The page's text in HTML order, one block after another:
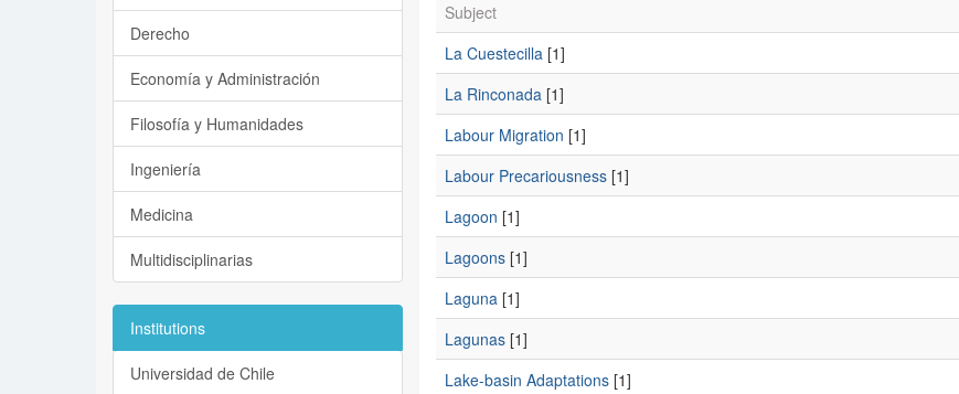
Subject
La Cuestecilla[1]
La Rinconada[1]
Labour Migration [1]
Labour Precariousness[1]
Lagoon [1]
Lagoons[1]
Laguna[1]
Lagunas[1]
Lake-basin Adaptations[1]
Derecho
Economía y Administración
Filosofía y Humanidades
Ingeniería
Medicina
Multidisciplinarias
Institutions
Universidad de Chile